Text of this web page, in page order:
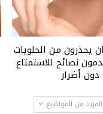
يحذرون من الحلويات
نصائح للاستمتاع
دون أضرار
من المواضيع